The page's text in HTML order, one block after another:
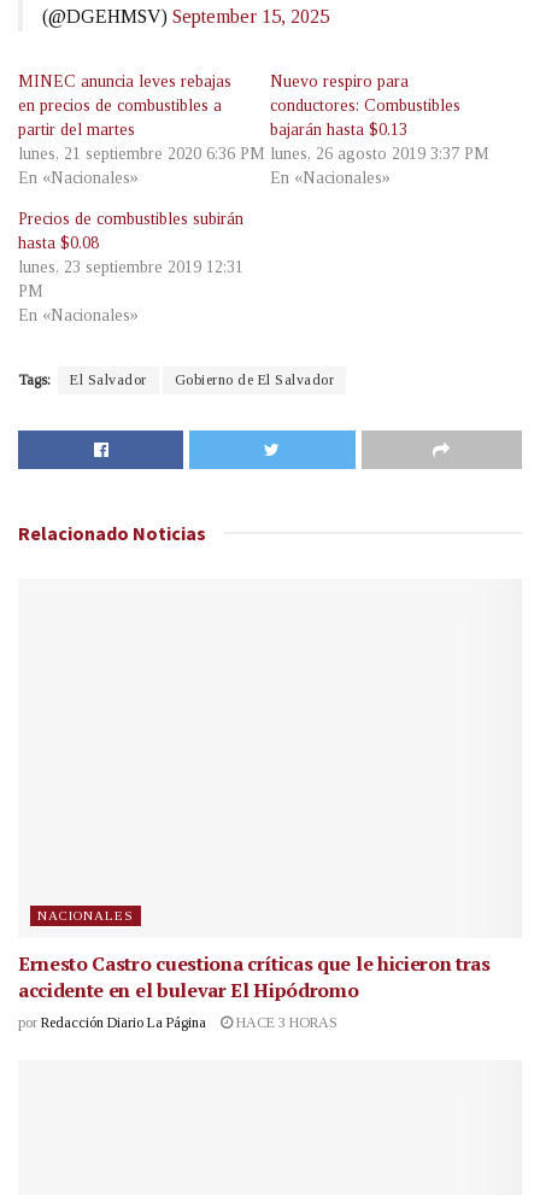
(@DGEHMSV) September 15, 2025
MINEC anuncia leves rebajas
en precios de combustibles a
partir del martes
lunes, 21 septiembre 2020 6:36 PM
En «Nacionales»
Nuevo respiro para
conductores: Combustibles
bajarán hasta $0.13
lunes, 26 agosto 2019 3:37 PM
En «Nacionales»
Precios de combustibles subirán
hasta $0.08
lunes, 23 septiembre 2019 12:31
PM
En «Nacionales»
Tags: El Salvador Gobierno de El Salvador
Relacionado Noticias
NACIONALES
Ernesto Castro cuestiona críticas que le hicieron tras
accidente en el bulevar El Hipódromo
por Redacción Diario La Página HACE 3 HORAS